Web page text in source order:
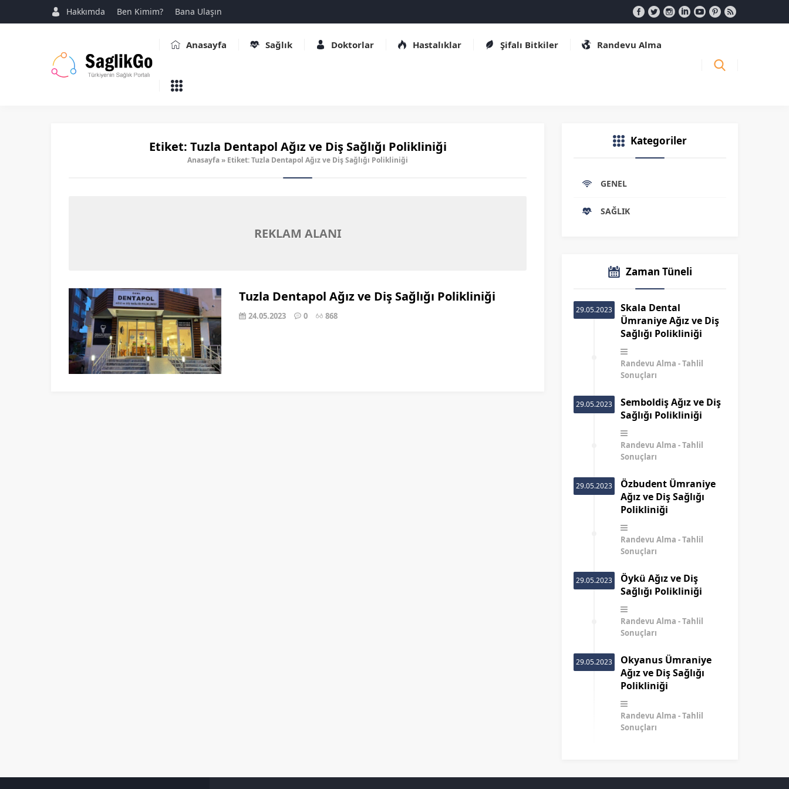
Hakkımda Ben Kimim? Bana Ulaşın
Anasayfa Sağlık Doktorlar Hastalıklar Şifalı Bitkiler Randevu Alma
Etiket: Tuzla Dentapol Ağız ve Diş Sağlığı Polikliniği
Anasayfa» Etiket: Tuzla Dentapol Ağız ve Diş Sağlığı Polikliniği
REKLAM ALANI
Tuzla Dentapol Ağız ve Diş Sağlığı Polikliniği
24.05.2023 0 868
Kategoriler
GENEL
SAĞLIK
Zaman Tüneli
29.05.2023
Skala Dental
Ümraniye Ağız ve Diş
Sağlığı Polikliniği
Randevu Alma
Tahlil
Sonuçları
29.05.2023
Semboldiş Ağız ve Diş
Sağlığı Polikliniği
Randevu Alma
Tahlil
Sonuçları
29.05.2023
Özbudent Ümraniye
Ağız ve Diş Sağlığı
Polikliniği
Randevu Alma
Tahlil
Sonuçları
29.05.2023
Öykü Ağız ve Diş
Sağlığı Polikliniği
Randevu Alma
Tahlil
Sonuçları
29.05.2023
Okyanus Ümraniye
Ağız ve Diş Sağlığı
Polikliniği
Randevu Alma
Tahlil
Sonuçları